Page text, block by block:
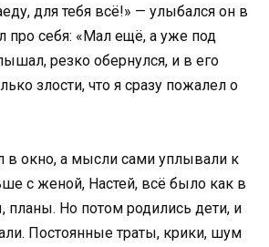
для тебя всё!» — улыбался он в
про себя: «Мал ещё, а уже под
резко обернулся, и в его
злости, что я сразу пожалел о
в окно, а мысли сами уплывали к
с женой, Настей, всё было как в
планы. Но потом родились дети, и
Постоянные траты, крики, шум